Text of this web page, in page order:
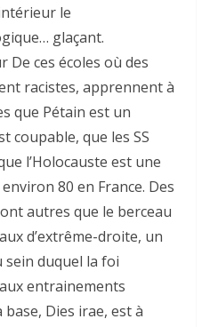
le
glaçant.
De ces écoles où des
racistes, apprennent à
que Pétain est un
coupable, que les SS
l’Holocauste est une
80 en France. Des
autres que le berceau
d’extrême-droite, un
duquel la foi
entrainements
Dies irae, est à